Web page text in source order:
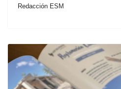
Redacción ESM